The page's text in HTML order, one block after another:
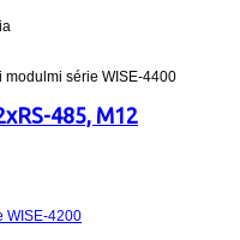
modulmi série WISE-4400
485, M12